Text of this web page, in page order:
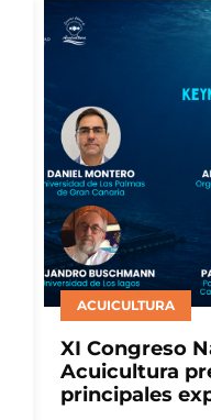
SALMONICULTURA
Consejo del
Reporte de
consolida seis